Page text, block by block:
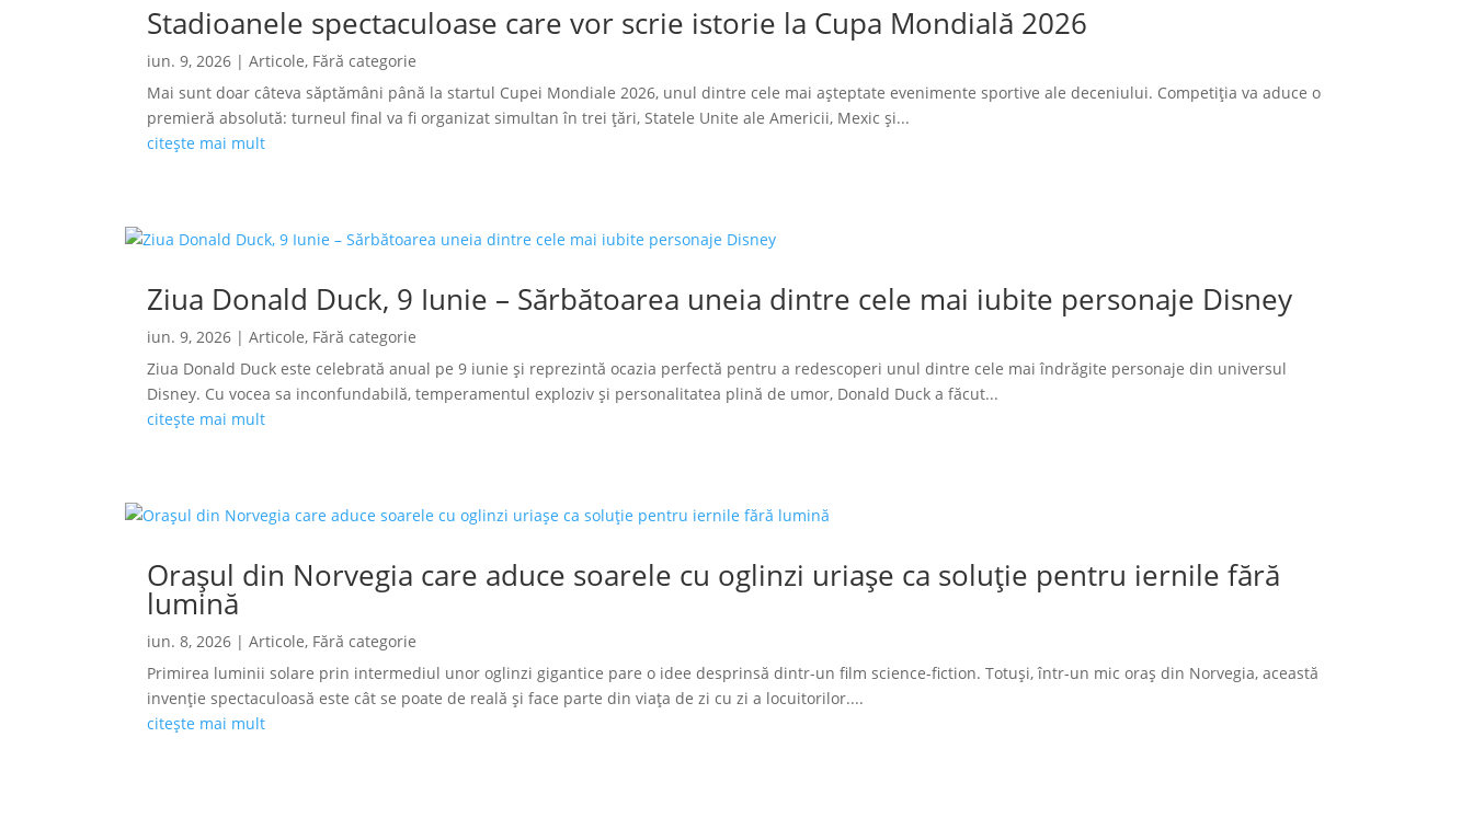
Stadioanele spectaculoase care vor scrie istorie la Cupa Mondială 2026
iun. 9, 2026 |Articole, Fără categorie
Mai sunt doar câteva săptămâni până la startul Cupei Mondiale 2026, unul dintre cele mai așteptate evenimente sportive ale deceniului. Competiția va aduce o
premieră absolută: turneul final va fi organizat simultan în trei țări, Statele Unite ale Americii, Mexic și...
citește mai mult
Ziua Donald Duck, 9 Iunie – Sărbătoarea uneia dintre cele mai iubite personaje Disney
iun. 9, 2026 |Articole, Fără categorie
Ziua Donald Duck este celebrată anual pe 9 iunie și reprezintă ocazia perfectă pentru a redescoperi unul dintre cele mai îndrăgite personaje din universul
Disney. Cu vocea sa inconfundabilă, temperamentul exploziv și personalitatea plină de umor, Donald Duck a făcut...
citește mai mult
Orașul din Norvegia care aduce soarele cu oglinzi uriașe ca soluție pentru iernile fără
lumină
iun. 8, 2026 |Articole, Fără categorie
Primirea luminii solare prin intermediul unor oglinzi gigantice pare o idee desprinsă dintr-un film science-fiction. Totuși, într-un mic oraș din Norvegia, această
invenție spectaculoasă este cât se poate de reală și face parte din viața de zi cu zi a locuitorilor....
citește mai mult